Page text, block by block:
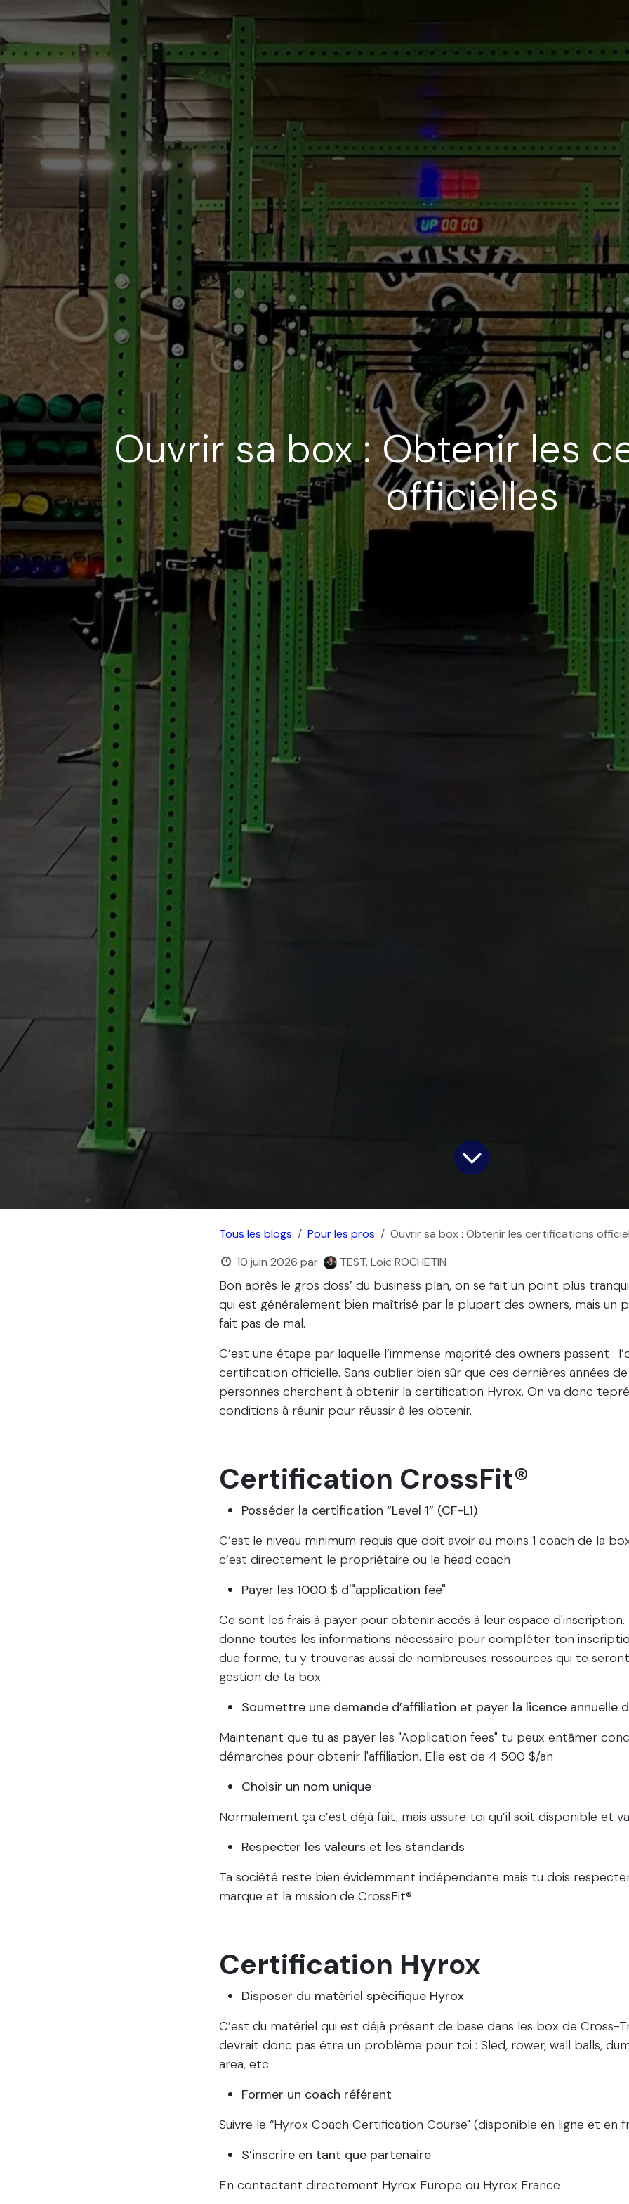
Ouvrir sa box : Obtenir les
officielles
Tous les blogs Pour les pros
Ouvrir sa box : Obtenir les certifications
10 juin 2026 par TEST, Loic ROCHETIN
Bon après le gros doss’ du business plan, on se fait un point plus
qui est généralement bien maîtrisé par la plupart des owners, mais un
fait pas de mal.
C’est une étape par laquelle l’immense majorité des owners passent :
certification officielle. Sans oublier bien sûr que ces dernières années
personnes cherchent à obtenir la certification Hyrox. On va donc
conditions à réunir pour réussir à les obtenir.
Certification CrossFit®
Posséder la certification “Level 1” (CF-L1)
C’est le niveau minimum requis que doit avoir au moins 1 coach de la
c’est directement le propriétaire ou le head coach
Payer les 1000 $ d'"application fee"
Ce sont les frais à payer pour obtenir accès à leur espace
donne toutes les informations nécessaire pour compléter ton
due forme, tu y trouveras aussi de nombreuses ressources qui te
gestion de ta box.
Soumettre une demande d’affiliation et payer la licence annuelle
Maintenant que tu as payer les "Application fees" tu peux entâmer
démarches pour obtenir l'affiliation. Elle est de 4 500 $/an
Choisir un nom unique
Normalement ça c’est déjà fait, mais assure toi qu’il soit disponible et
Respecter les valeurs et les standards
Ta société reste bien évidemment indépendante mais tu dois
marque et la mission de CrossFit®
Certification Hyrox
Disposer du matériel spécifique Hyrox
C’est du matériel qui est déjà présent de base dans les box de Cross-
devrait donc pas être un problème pour toi : Sled, rower, wall balls,
area, etc.
Former un coach référent
Suivre le “Hyrox Coach Certification Course" (disponible en ligne et en
S’inscrire en tant que partenaire
En contactant directement Hyrox Europe ou Hyrox France